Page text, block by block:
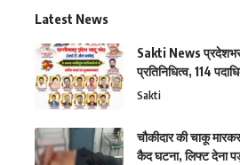
Latest News
Sakti News प्रदेशभर
प्रतिनिधित्व, 114
Sakti
चौकीदार की चाकू
कैद घटना, लिफ्ट देना